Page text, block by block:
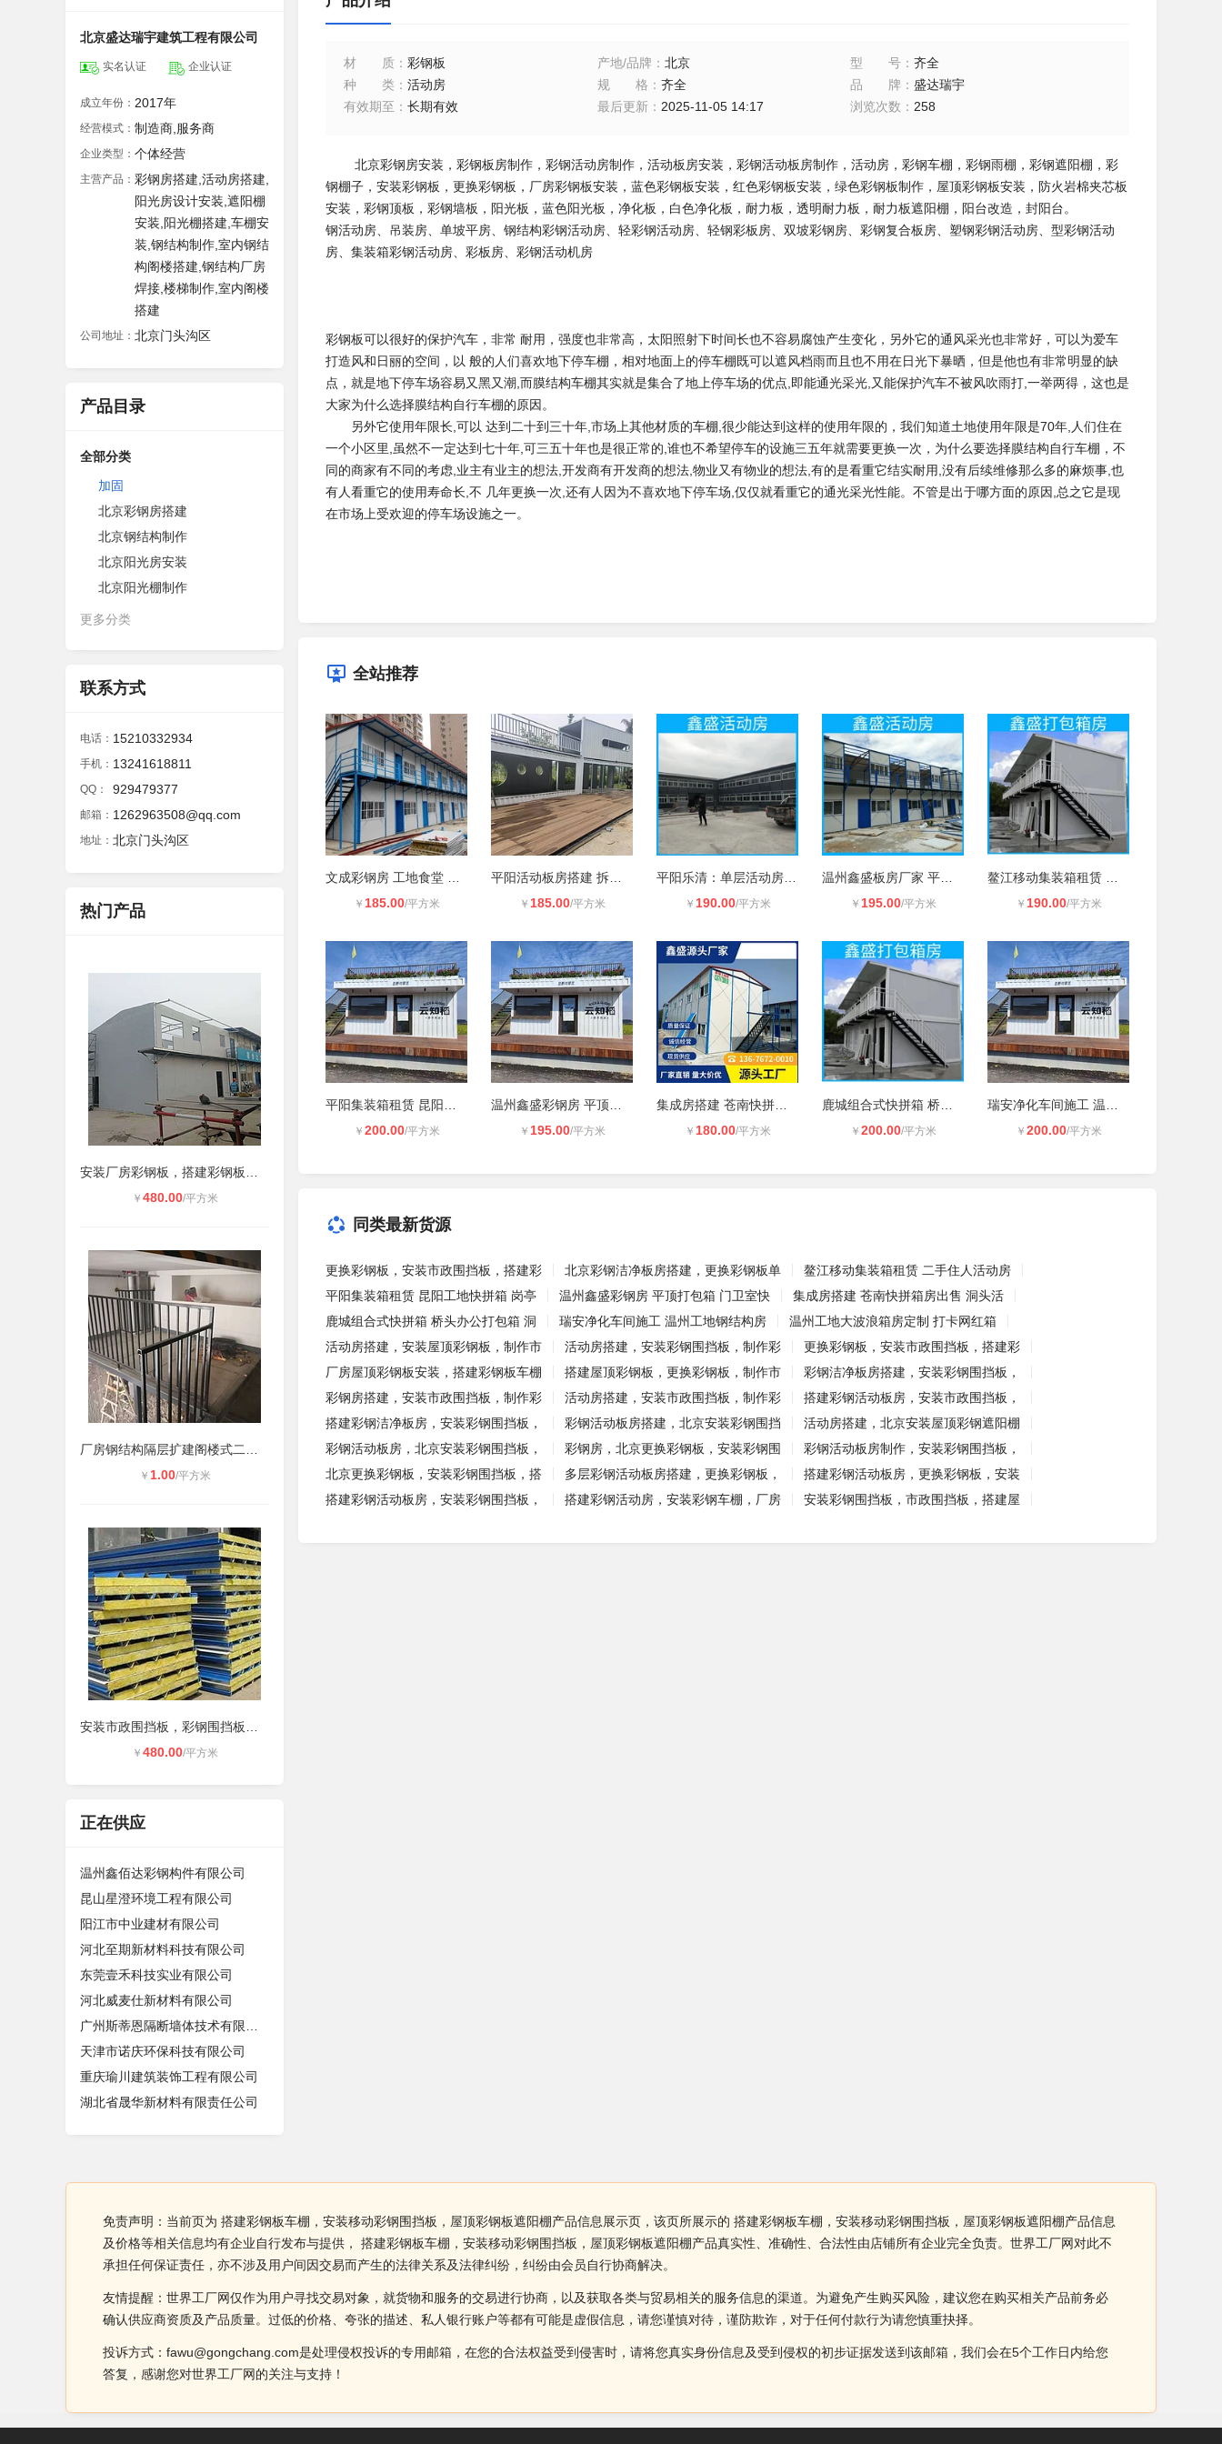
北京盛达瑞宇建筑工程有限公司
实名认证 企业认证
成立年份： 2017年
经营模式： 制造商,服务商
企业类型： 个体经营
主营产品： 彩钢房搭建,活动房搭建,
阳光房设计安装,遮阳棚
安装,阳光棚搭建,车棚安
装,钢结构制作,室内钢结
构阁楼搭建,钢结构厂房
焊接,楼梯制作,室内阁楼
搭建
公司地址： 北京门头沟区
产品目录
全部分类
加固
北京彩钢房搭建
北京钢结构制作
北京阳光房安装
北京阳光棚制作
更多分类
联系方式
电话： 15210332934
手机： 13241618811
QQ： 929479377
邮箱： 1262963508@qq.com
地址： 北京门头沟区
热门产品
￥ 480.00/平方米
￥ 1.00/平方米
￥ 480.00/平方米
正在供应
温州鑫佰达彩钢构件有限公司
昆山星澄环境工程有限公司
阳江市中业建材有限公司
河北至期新材料科技有限公司
东莞壹禾科技实业有限公司
河北威麦仕新材料有限公司
天津市诺庆环保科技有限公司
重庆瑜川建筑装饰工程有限公司
湖北省晟华新材料有限责任公司
材质 ： 彩钢板 产地/品牌 ： 北京 型号 ：齐全
种类 ： 活动房 规格 ： 齐全 品牌 ：盛达瑞宇
有效期至 ： 长期有效 最后更新： 2025-11-05 14:17 浏览次数 ： 258
北京彩钢房安装，彩钢板房制作，彩钢活动房制作，活动板房安装，彩钢活动板房制作，活动房，彩钢车棚，彩钢雨棚，彩钢遮阳棚，彩
钢棚子，安装彩钢板，更换彩钢板，厂房彩钢板安装，蓝色彩钢板安装，红色彩钢板安装，绿色彩钢板制作，屋顶彩钢板安装，防火岩棉夹芯板
安装，彩钢顶板，彩钢墙板，阳光板，蓝色阳光板，净化板，白色净化板，耐力板，透明耐力板，耐力板遮阳棚，阳台改造，封阳台。
钢活动房、吊装房、单坡平房、钢结构彩钢活动房、轻彩钢活动房、轻钢彩板房、双坡彩钢房、彩钢复合板房、塑钢彩钢活动房、型彩钢活动
房、集装箱彩钢活动房、彩板房、彩钢活动机房
彩钢板可以很好的保护汽车，非常 耐用，强度也非常高，太阳照射下时间长也不容易腐蚀产生变化，另外它的通风采光也非常好，可以为爱车
打造风和日丽的空间，以 般的人们喜欢地下停车棚，相对地面上的停车棚既可以遮风档雨而且也不用在日光下暴晒，但是他也有非常明显的缺
点，就是地下停车场容易又黑又潮,而膜结构车棚其实就是集合了地上停车场的优点,即能通光采光,又能保护汽车不被风吹雨打,一举两得，这也是
大家为什么选择膜结构自行车棚的原因。
另外它使用年限长,可以 达到二十到三十年,市场上其他材质的车棚,很少能达到这样的使用年限的，我们知道土地使用年限是70年,人们住在
一个小区里,虽然不一定达到七十年,可三五十年也是很正常的,谁也不希望停车的设施三五年就需要更换一次，为什么要选择膜结构自行车棚，不
同的商家有不同的考虑,业主有业主的想法,开发商有开发商的想法,物业又有物业的想法,有的是看重它结实耐用,没有后续维修那么多的麻烦事,也
有人看重它的使用寿命长,不 几年更换一次,还有人因为不喜欢地下停车场,仅仅就看重它的通光采光性能。不管是出于哪方面的原因,总之它是现
在市场上受欢迎的停车场设施之一。
全站推荐
￥ 185.00/平方米 ￥ 185.00/平方米 ￥ 190.00/平方米 ￥ 195.00/平方米 ￥ 190.00/平方米
￥ 200.00/平方米 ￥ 195.00/平方米 ￥ 180.00/平方米 ￥ 200.00/平方米 ￥ 200.00/平方米
同类最新货源
更换彩钢板，安装市政围挡板，搭建彩 北京彩钢洁净板房搭建，更换彩钢板单
鳌江移动集装箱租赁 二手住人活动房
平阳集装箱租赁 昆阳工地快拼箱 岗亭
温州鑫盛彩钢房 平顶打包箱 门卫室快
集成房搭建 苍南快拼箱房出售 洞头活
鹿城组合式快拼箱 桥头办公打包箱 洞
瑞安净化车间施工 温州工地钢结构房
温州工地大波浪箱房定制 打卡网红箱
活动房搭建，安装屋顶彩钢板，制作市
活动房搭建，安装彩钢围挡板，制作彩
更换彩钢板，安装市政围挡板，搭建彩
厂房屋顶彩钢板安装，搭建彩钢板车棚
搭建屋顶彩钢板，更换彩钢板，制作市
彩钢洁净板房搭建，安装彩钢围挡板，
彩钢房搭建，安装市政围挡板，制作彩
活动房搭建，安装市政围挡板，制作彩
搭建彩钢活动板房，安装市政围挡板，
搭建彩钢洁净板房，安装彩钢围挡板，
彩钢活动板房搭建，北京安装彩钢围挡
活动房搭建，北京安装屋顶彩钢遮阳棚
彩钢活动板房，北京安装彩钢围挡板，
彩钢房，北京更换彩钢板，安装彩钢围
彩钢活动板房制作，安装彩钢围挡板，
北京更换彩钢板，安装彩钢围挡板，搭
多层彩钢活动板房搭建，更换彩钢板，
搭建彩钢活动板房，更换彩钢板，安装
搭建彩钢活动板房，安装彩钢围挡板，
搭建彩钢活动房，安装彩钢车棚，厂房 安装彩钢围挡板，市政围挡板，搭建屋
免责声明：当前页为 搭建彩钢板车棚，安装移动彩钢围挡板，屋顶彩钢板遮阳棚产品信息展示页，该页所展示的 搭建彩钢板车棚，安装移动彩钢围挡板，屋顶彩钢板遮阳棚产品信息
及价格等相关信息均有企业自行发布与提供， 搭建彩钢板车棚，安装移动彩钢围挡板，屋顶彩钢板遮阳棚产品真实性、准确性、合法性由店铺所有企业完全负责。世界工厂网对此不
承担任何保证责任，亦不涉及用户间因交易而产生的法律关系及法律纠纷，纠纷由会员自行协商解决。
友情提醒：世界工厂网仅作为用户寻找交易对象，就货物和服务的交易进行协商，以及获取各类与贸易相关的服务信息的渠道。为避免产生购买风险，建议您在购买相关产品前务必
确认供应商资质及产品质量。过低的价格、夸张的描述、私人银行账户等都有可能是虚假信息，请您谨慎对待，谨防欺诈，对于任何付款行为请您慎重抉择。
投诉方式：fawu@gongchang.com是处理侵权投诉的专用邮箱，在您的合法权益受到侵害时，请将您真实身份信息及受到侵权的初步证据发送到该邮箱，我们会在5个工作日内给您
答复，感谢您对世界工厂网的关注与支持！